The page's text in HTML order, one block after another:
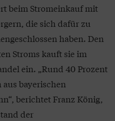
beim Stromeinkauf mit
die sich dafür zu
haben. Den
Stroms kauft sie im
ein. „Rund 40 Prozent
bayerischen
berichtet Franz König,
der